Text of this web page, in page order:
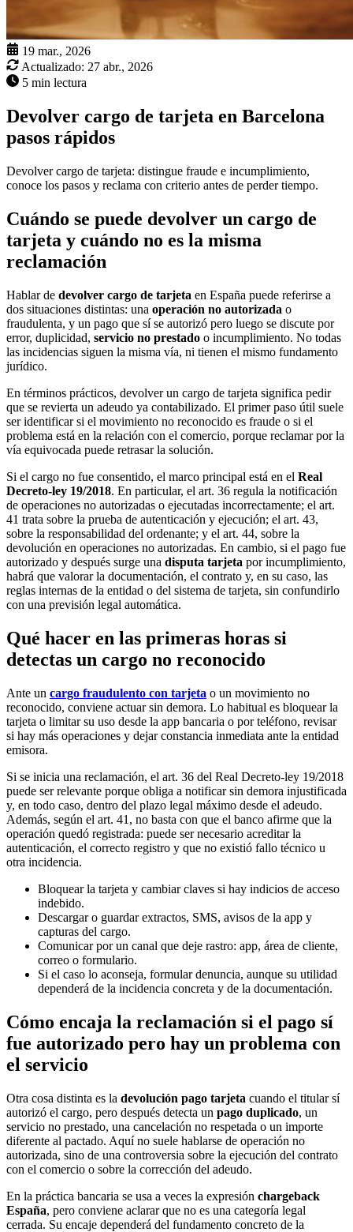
19 mar., 2026
Actualizado: 27 abr., 2026
5 min lectura
Devolver cargo de tarjeta en Barcelona
pasos rápidos
Devolver cargo de tarjeta: distingue fraude e incumplimiento,
conoce los pasos y reclama con criterio antes de perder tiempo.
Cuándo se puede devolver un cargo de
tarjeta y cuándo no es la misma
reclamación
Hablar de devolver cargo de tarjeta en España puede referirse a
dos situaciones distintas: una operación no autorizada o
fraudulenta, y un pago que sí se autorizó pero luego se discute por
error, duplicidad, servicio no prestado o incumplimiento. No todas
las incidencias siguen la misma vía, ni tienen el mismo fundamento
jurídico.
En términos prácticos, devolver un cargo de tarjeta significa pedir
que se revierta un adeudo ya contabilizado. El primer paso útil suele
ser identificar si el movimiento no reconocido es fraude o si el
problema está en la relación con el comercio, porque reclamar por la
vía equivocada puede retrasar la solución.
Si el cargo no fue consentido, el marco principal está en el Real
Decreto-ley 19/2018. En particular, el art. 36 regula la notificación
de operaciones no autorizadas o ejecutadas incorrectamente; el art.
41 trata sobre la prueba de autenticación y ejecución; el art. 43,
sobre la responsabilidad del ordenante; y el art. 44, sobre la
devolución en operaciones no autorizadas. En cambio, si el pago fue
autorizado y después surge una disputa tarjeta por incumplimiento,
habrá que valorar la documentación, el contrato y, en su caso, las
reglas internas de la entidad o del sistema de tarjeta, sin confundirlo
con una previsión legal automática.
Qué hacer en las primeras horas si
detectas un cargo no reconocido
Ante un cargo fraudulento con tarjeta o un movimiento no
reconocido, conviene actuar sin demora. Lo habitual es bloquear la
tarjeta o limitar su uso desde la app bancaria o por teléfono, revisar
si hay más operaciones y dejar constancia inmediata ante la entidad
emisora.
Si se inicia una reclamación, el art. 36 del Real Decreto-ley 19/2018
puede ser relevante porque obliga a notificar sin demora injustificada
y, en todo caso, dentro del plazo legal máximo desde el adeudo.
Además, según el art. 41, no basta con que el banco afirme que la
operación quedó registrada: puede ser necesario acreditar la
autenticación, el correcto registro y que no existió fallo técnico u
otra incidencia.
Bloquear la tarjeta y cambiar claves si hay indicios de acceso
indebido.
Descargar o guardar extractos, SMS, avisos de la app y
capturas del cargo.
Comunicar por un canal que deje rastro: app, área de cliente,
correo o formulario.
Si el caso lo aconseja, formular denuncia, aunque su utilidad
dependerá de la incidencia concreta y de la documentación.
Cómo encaja la reclamación si el pago sí
fue autorizado pero hay un problema con
el servicio
Otra cosa distinta es la devolución pago tarjeta cuando el titular sí
autorizó el cargo, pero después detecta un pago duplicado, un
servicio no prestado, una cancelación no respetada o un importe
diferente al pactado. Aquí no suele hablarse de operación no
autorizada, sino de una controversia sobre la ejecución del contrato
con el comercio o sobre la corrección del adeudo.
En la práctica bancaria se usa a veces la expresión chargeback
España, pero conviene aclarar que no es una categoría legal
cerrada. Su encaje dependerá del fundamento concreto de la